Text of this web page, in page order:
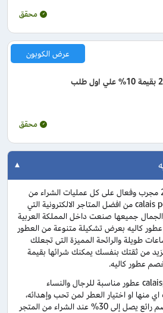
محقق
عرض الكوبون
محقق
كود خصم عطور كاليه 2026 مجرب وفعال على كل عمليات الشراء من
المتجر، حيث يعتبر calais perfume من افضل المتاجر الالكترونية التي
جميعها صنعت داخل المملكة العربية
كاليه بعرض تشكيلة متنوعة من العطور
طويلة والرائحة المميزة التى تجعلك
من ثقتك بنفسك يمكنك شرائها بقيمة
عطور كاليه.
يعرض لك المتجر calaisperfume عطور مناسبة للرجال والنساء
منها او اختيار العطر لمن تحب وإهدائه،
وستتمكن من الاستمتاع بخصم رائع يصل إلى 30% عند الشراء من المتجر